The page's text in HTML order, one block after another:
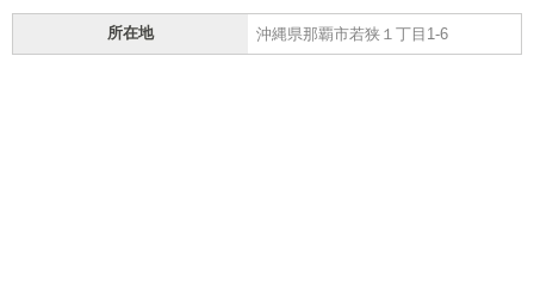
所在地 沖縄県那覇市若狭１丁目1-6